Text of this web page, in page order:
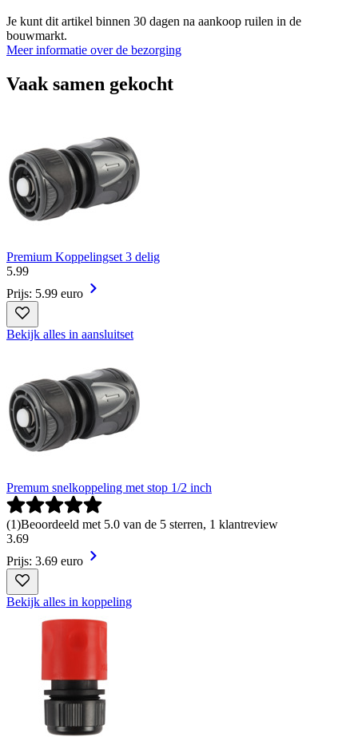
Je kunt dit artikel binnen 30 dagen na aankoop ruilen in de
bouwmarkt.
Meer informatie over de bezorging
Vaak samen gekocht
Premium Koppelingset 3 delig
5.99
Prijs: 5.99 euro
Bekijk alles in aansluitset
Premum snelkoppeling met stop 1/2 inch
(1)Beoordeeld met 5.0 van de 5 sterren, 1 klantreview
3.69
Prijs: 3.69 euro
Bekijk alles in koppeling